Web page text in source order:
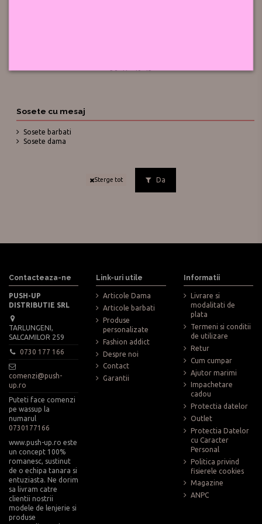
Sosete cu mesaj
Sosete barbati
Sosete dama
Sterge tot Da
Contacteaza-ne
PUSH-UP
DISTRIBUTIE SRL
TARLUNGENI,
SALCAMILOR 259
0730 177 166
comenzi@push-
up.ro
Puteti face comenzi
pe wassup la
numarul
0730177166
www.push-up.ro este
un concept 100%
romanesc, sustinut
de o echipa tanara si
entuziasta. Ne dorim
sa livram catre
clientii nostrii
modele de lenjerie si
produse
Link-uri utile
Articole Dama
Articole barbati
Produse
personalizate
Fashion addict
Despre noi
Contact
Garantii
Informatii
Livrare si
modalitati de
plata
Termeni si conditii
de utilizare
Retur
Cum cumpar
Ajutor marimi
Impachetare
cadou
Protectia datelor
Outlet
Protectia Datelor
cu Caracter
Personal
Politica privind
fisierele cookies
Magazine
ANPC